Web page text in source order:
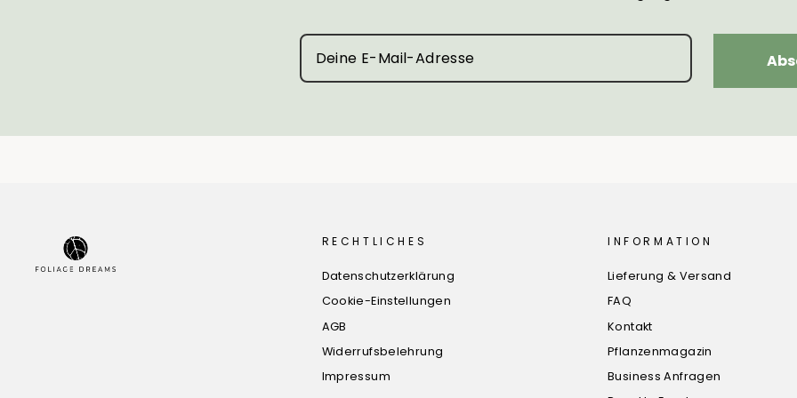
RECHTLICHES
Datenschutzerklärung
Cookie-Einstellungen
AGB
Widerrufsbelehrung
Impressum
INFORMATION
Lieferung & Versand
FAQ
Kontakt
Pflanzenmagazin
Business Anfragen